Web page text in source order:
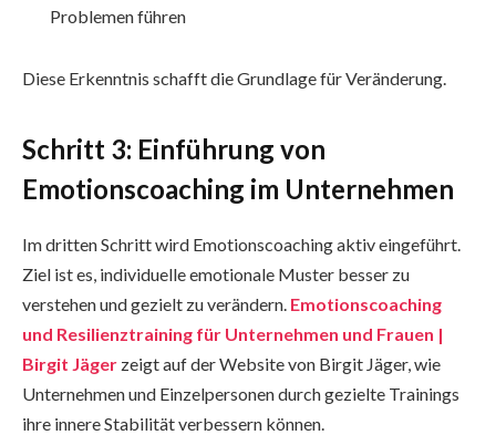
Problemen führen
Diese Erkenntnis schafft die Grundlage für Veränderung.
Schritt 3: Einführung von
Emotionscoaching im Unternehmen
Im dritten Schritt wird Emotionscoaching aktiv eingeführt.
Ziel ist es, individuelle emotionale Muster besser zu
verstehen und gezielt zu verändern. Emotionscoaching
und Resilienztraining für Unternehmen und Frauen |
Birgit Jäger zeigt auf der Website von Birgit Jäger, wie
Unternehmen und Einzelpersonen durch gezielte Trainings
ihre innere Stabilität verbessern können.